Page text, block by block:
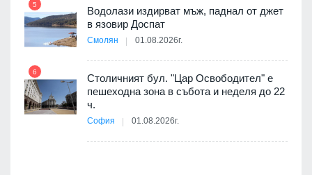
5
Водолази издирват мъж, паднал от джет
в язовир Доспат
Смолян 01.08.2026г.
6
Столичният бул. "Цар Освободител" е
пешеходна зона в събота и неделя до 22
ч.
София 01.08.2026г.